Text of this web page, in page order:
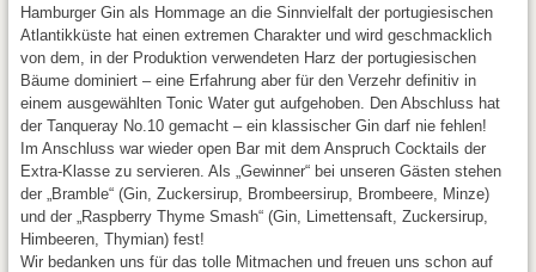
Hamburger Gin als Hommage an die Sinnvielfalt der portugiesischen
Atlantikküste hat einen extremen Charakter und wird geschmacklich
von dem, in der Produktion verwendeten Harz der portugiesischen
Bäume dominiert – eine Erfahrung aber für den Verzehr definitiv in
einem ausgewählten Tonic Water gut aufgehoben. Den Abschluss hat
der Tanqueray No.10 gemacht – ein klassischer Gin darf nie fehlen!
Im Anschluss war wieder open Bar mit dem Anspruch Cocktails der
Extra-Klasse zu servieren. Als „Gewinner“ bei unseren Gästen stehen
der „Bramble“ (Gin, Zuckersirup, Brombeersirup, Brombeere, Minze)
und der „Raspberry Thyme Smash“ (Gin, Limettensaft, Zuckersirup,
Himbeeren, Thymian) fest!
Wir bedanken uns für das tolle Mitmachen und freuen uns schon auf